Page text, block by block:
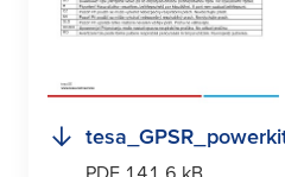
tesa
PDF 141.6 kB